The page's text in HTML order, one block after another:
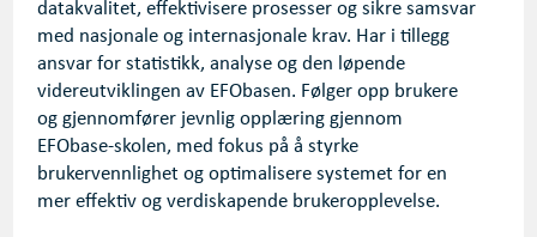
datakvalitet, effektivisere prosesser og sikre samsvar
med nasjonale og internasjonale krav. Har i tillegg
ansvar for statistikk, analyse og den løpende
videreutviklingen av EFObasen. Følger opp brukere
og gjennomfører jevnlig opplæring gjennom
EFObase-skolen, med fokus på å styrke
brukervennlighet og optimalisere systemet for en
mer effektiv og verdiskapende brukeropplevelse.